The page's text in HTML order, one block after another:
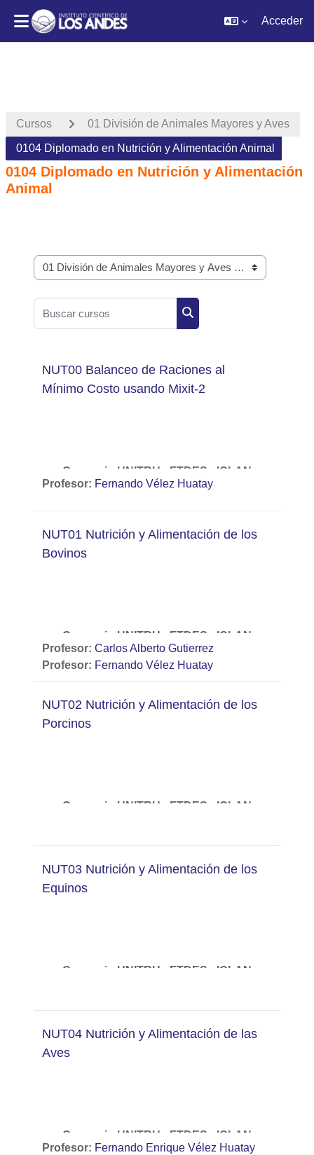
Acceder
Cursos 01 División de Animales Mayores y Aves
0104 Diplomado en Nutrición y Alimentación Animal
0104 Diplomado en Nutrición y Alimentación
Animal
Categorías
Buscar cursos
Buscar cursos
NUT00 Balanceo de Raciones al
Mínimo Costo usando Mixit-2
Convenio UNITRU - FTDES - ICLAN
Curso:
Profesor: Fernando Vélez Huatay
NUT01 Nutrición y Alimentación de los
Bovinos
Convenio UNITRU - FTDES - ICLAN
Diplomado en Nutrición y Alimentación
Curso: Nutrición y Alimentación de los
Profesor: Carlos Alberto Gutierrez
Profesor: Fernando Vélez Huatay
NUT02 Nutrición y Alimentación de los
Porcinos
Convenio UNITRU - FTDES - ICLAN
Curso:Nutrición y Alimentación de los
NUT03 Nutrición y Alimentación de los
Equinos
Convenio UNITRU - FTDES - ICLAN
Curso:
NUT04 Nutrición y Alimentación de las
Aves
Convenio UNITRU - FTDES - ICLAN
Profesor: Fernando Enrique Vélez Huatay